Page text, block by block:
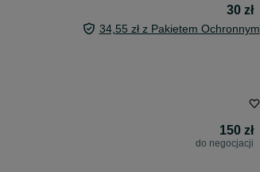
30 zł
34,55 zł z Pakietem Ochronnym
150 zł
do negocjacji